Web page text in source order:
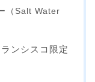
（Salt Water
ンシスコ限定